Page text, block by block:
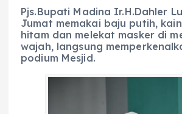
Pjs.Bupati Madina Ir.H.Dahler
Jumat memakai baju putih,
hitam dan melekat masker di
wajah, langsung
podium Mesjid.